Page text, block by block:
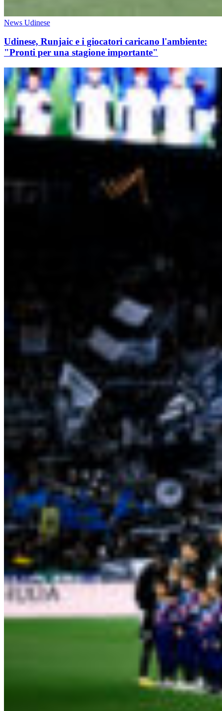
News Udinese
Udinese, Runjaic e i giocatori caricano l'ambiente:
"Pronti per una stagione importante"